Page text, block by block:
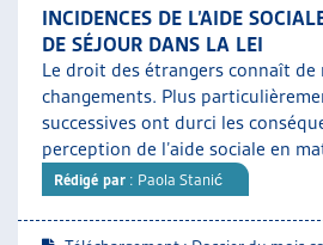
INCIDENCES DE L’AIDE
DE SÉJOUR DANS LA LEI
Le droit des étrangers connaît de
changements. Plus
successives ont durci les
perception de l’aide sociale en
Rédigé par : Paola Stanić